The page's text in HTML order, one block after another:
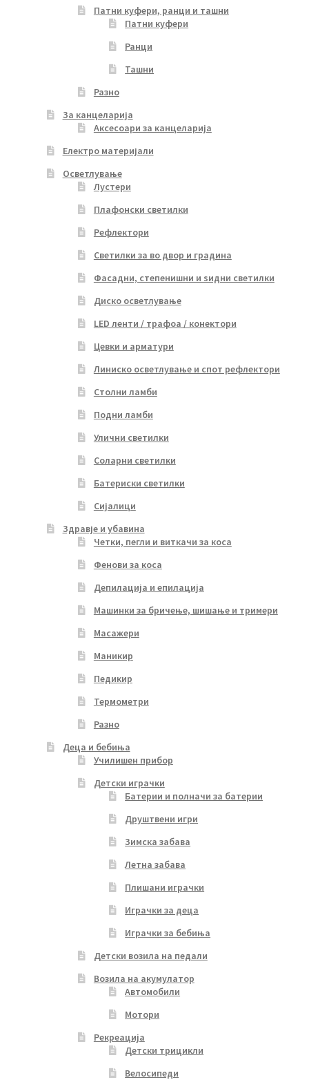
Патни куфери, ранци и ташни
Патни куфери
Ранци
Ташни
Разно
За канцеларија
Аксесоари за канцеларија
Електро материјали
Осветлување
Лустери
Плафонски светилки
Рефлектори
Светилки за во двор и градина
Фасадни, степенишни и ѕидни светилки
Диско осветлување
LED ленти / трафоа / конектори
Цевки и арматури
Линиско осветлување и спот рефлектори
Столни ламби
Подни ламби
Улични светилки
Соларни светилки
Батериски светилки
Сијалици
Здравје и убавина
Четки, пегли и виткачи за коса
Фенови за коса
Депилација и епилација
Машинки за бричење, шишање и тримери
Масажери
Маникир
Педикир
Термометри
Разно
Деца и бебиња
Училишен прибор
Детски играчки
Батерии и полначи за батерии
Друштвени игри
Зимска забава
Летна забава
Плишани играчки
Играчки за деца
Играчки за бебиња
Детски возила на педали
Возила на акумулатор
Автомобили
Мотори
Рекреација
Детски трицикли
Велосипеди